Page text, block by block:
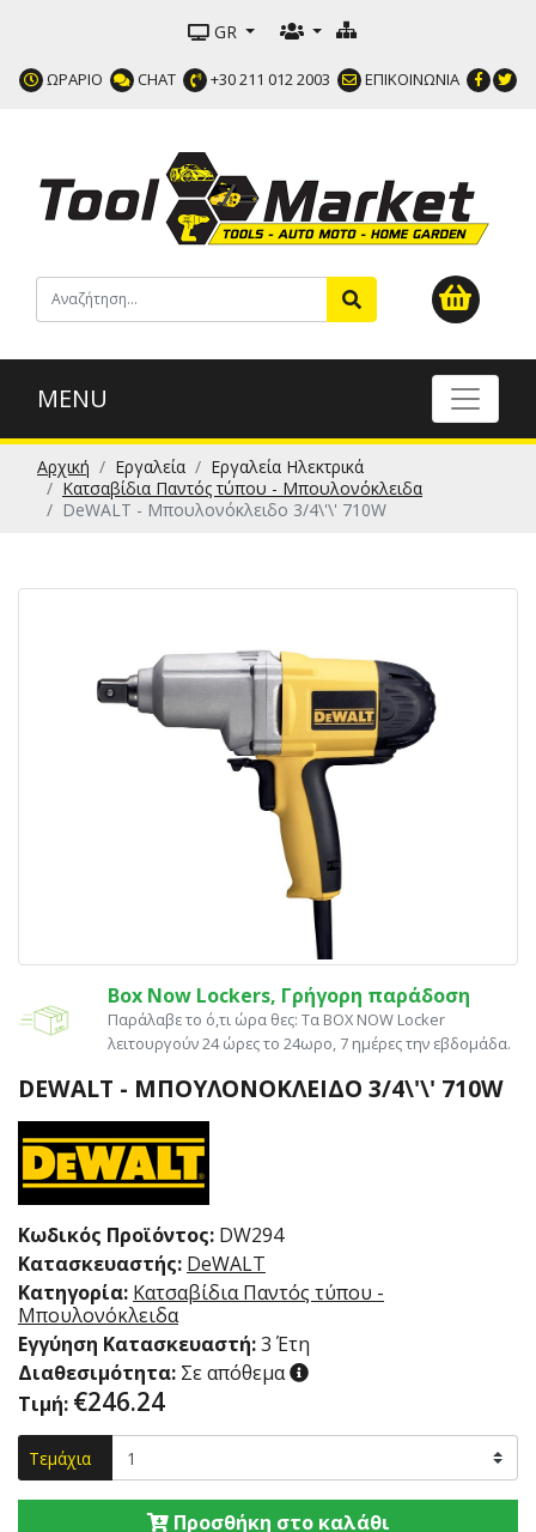
GR
ΩΡΑΡΙΟ CHAT +30 211 012 2003 ΕΠΙΚΟΙΝΩΝΙΑ
MENU
Αρχική Εργαλεία
Εργαλεία Ηλεκτρικά
Κατσαβίδια Παντός τύπου - Μπουλονόκλειδα
DeWALT - Μπουλονόκλειδο 3/4\'\' 710W
Box Now Lockers, Γρήγορη παράδοση
Παράλαβε το ό,τι ώρα θες: Tα ΒΟΧ ΝΟW Locker
λειτουργούν 24 ώρες το 24ωρο, 7 ημέρες την εβδομάδα.
DEWALT - ΜΠΟΥΛΟΝΌΚΛΕΙΔΟ 3/4\'\' 710W
Κωδικός Προϊόντος: DW294
Κατασκευαστής: DeWALT
Κατηγορία: Κατσαβίδια Παντός τύπου -
Μπουλονόκλειδα
Εγγύηση Κατασκευαστή:3 Έτη
Διαθεσιμότητα: Σε απόθεμα
Τιμή: €246.24
Τεμάχια
Προσθήκη στο καλάθι